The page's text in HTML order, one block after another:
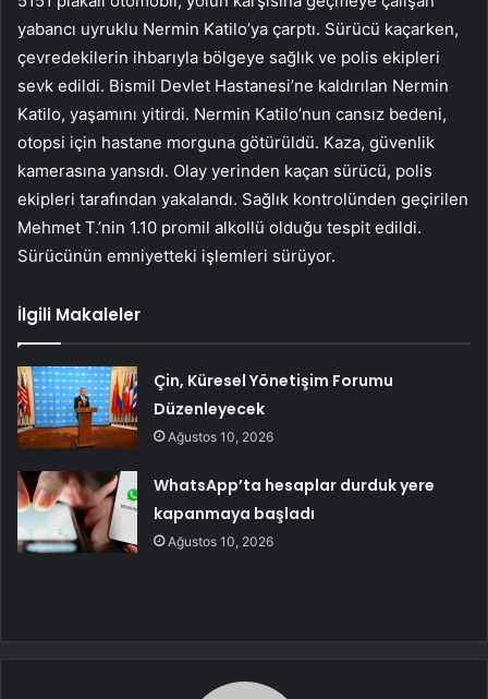
yabancı uyruklu Nermin Katilo’ya çarptı. Sürücü kaçarken,
çevredekilerin ihbarıyla bölgeye sağlık ve polis ekipleri
sevk edildi. Bismil Devlet Hastanesi’ne kaldırılan Nermin
Katilo, yaşamını yitirdi. Nermin Katilo’nun cansız bedeni,
otopsi için hastane morguna götürüldü. Kaza, güvenlik
kamerasına yansıdı. Olay yerinden kaçan sürücü, polis
ekipleri tarafından yakalandı. Sağlık kontrolünden geçirilen
Mehmet T.’nin 1.10 promil alkollü olduğu tespit edildi.
Sürücünün emniyetteki işlemleri sürüyor.
İlgili Makaleler
Çin, Küresel Yönetişim Forumu
Düzenleyecek
Ağustos 10, 2026
WhatsApp’ta hesaplar durduk yere
kapanmaya başladı
Ağustos 10, 2026